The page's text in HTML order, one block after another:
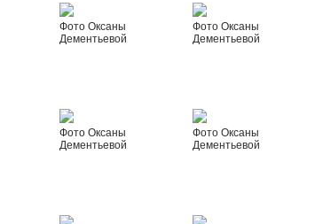
Фото Оксаны
Дементьевой
Фото Оксаны
Дементьевой
Фото Оксаны
Дементьевой
Фото Оксаны
Дементьевой